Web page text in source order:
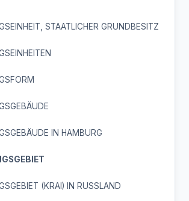
STAATLICHER GRUNDBESITZ
IN HAMBURG
(KRAI) IN RUSSLAND